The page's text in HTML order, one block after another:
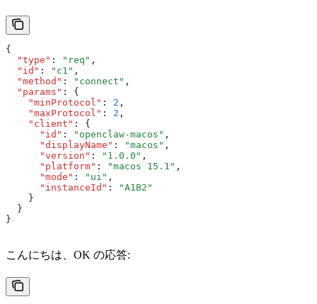
{
  "type"
: "req" ,
  "id"
: "c1" ,
  "method"
: "connect" ,
  "params"
:
{
    "minProtocol"
: 2 ,
    "maxProtocol"
: 2 ,
    "client"
:
{
      "id"
: "openclaw-macos" ,
      "displayName"
: "macos" ,
      "version"
: "1.0.0" ,
      "platform"
: "macos 15.1" ,
      "mode"
: "ui" ,
      "instanceId"
:
"A1B2"
    }
  }
}
こんにちは、OK の応答: